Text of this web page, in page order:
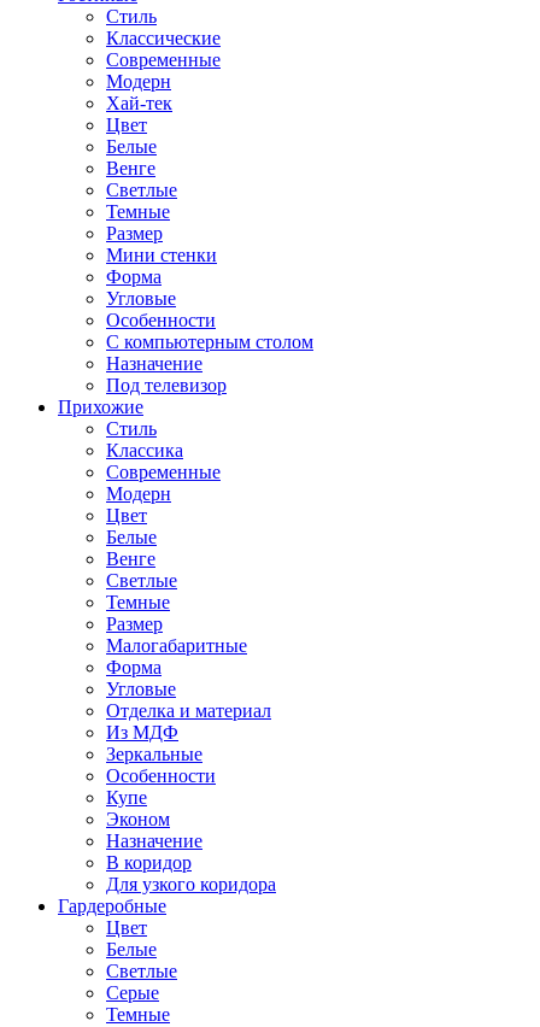
Стиль
Классические
Современные
Модерн
Хай-тек
Цвет
Белые
Венге
Светлые
Темные
Размер
Мини стенки
Форма
Угловые
Особенности
С компьютерным столом
Назначение
Под телевизор
Прихожие
Стиль
Классика
Современные
Модерн
Цвет
Белые
Венге
Светлые
Темные
Размер
Малогабаритные
Форма
Угловые
Отделка и материал
Из МДФ
Зеркальные
Особенности
Купе
Эконом
Назначение
В коридор
Для узкого коридора
Гардеробные
Цвет
Белые
Светлые
Серые
Темные